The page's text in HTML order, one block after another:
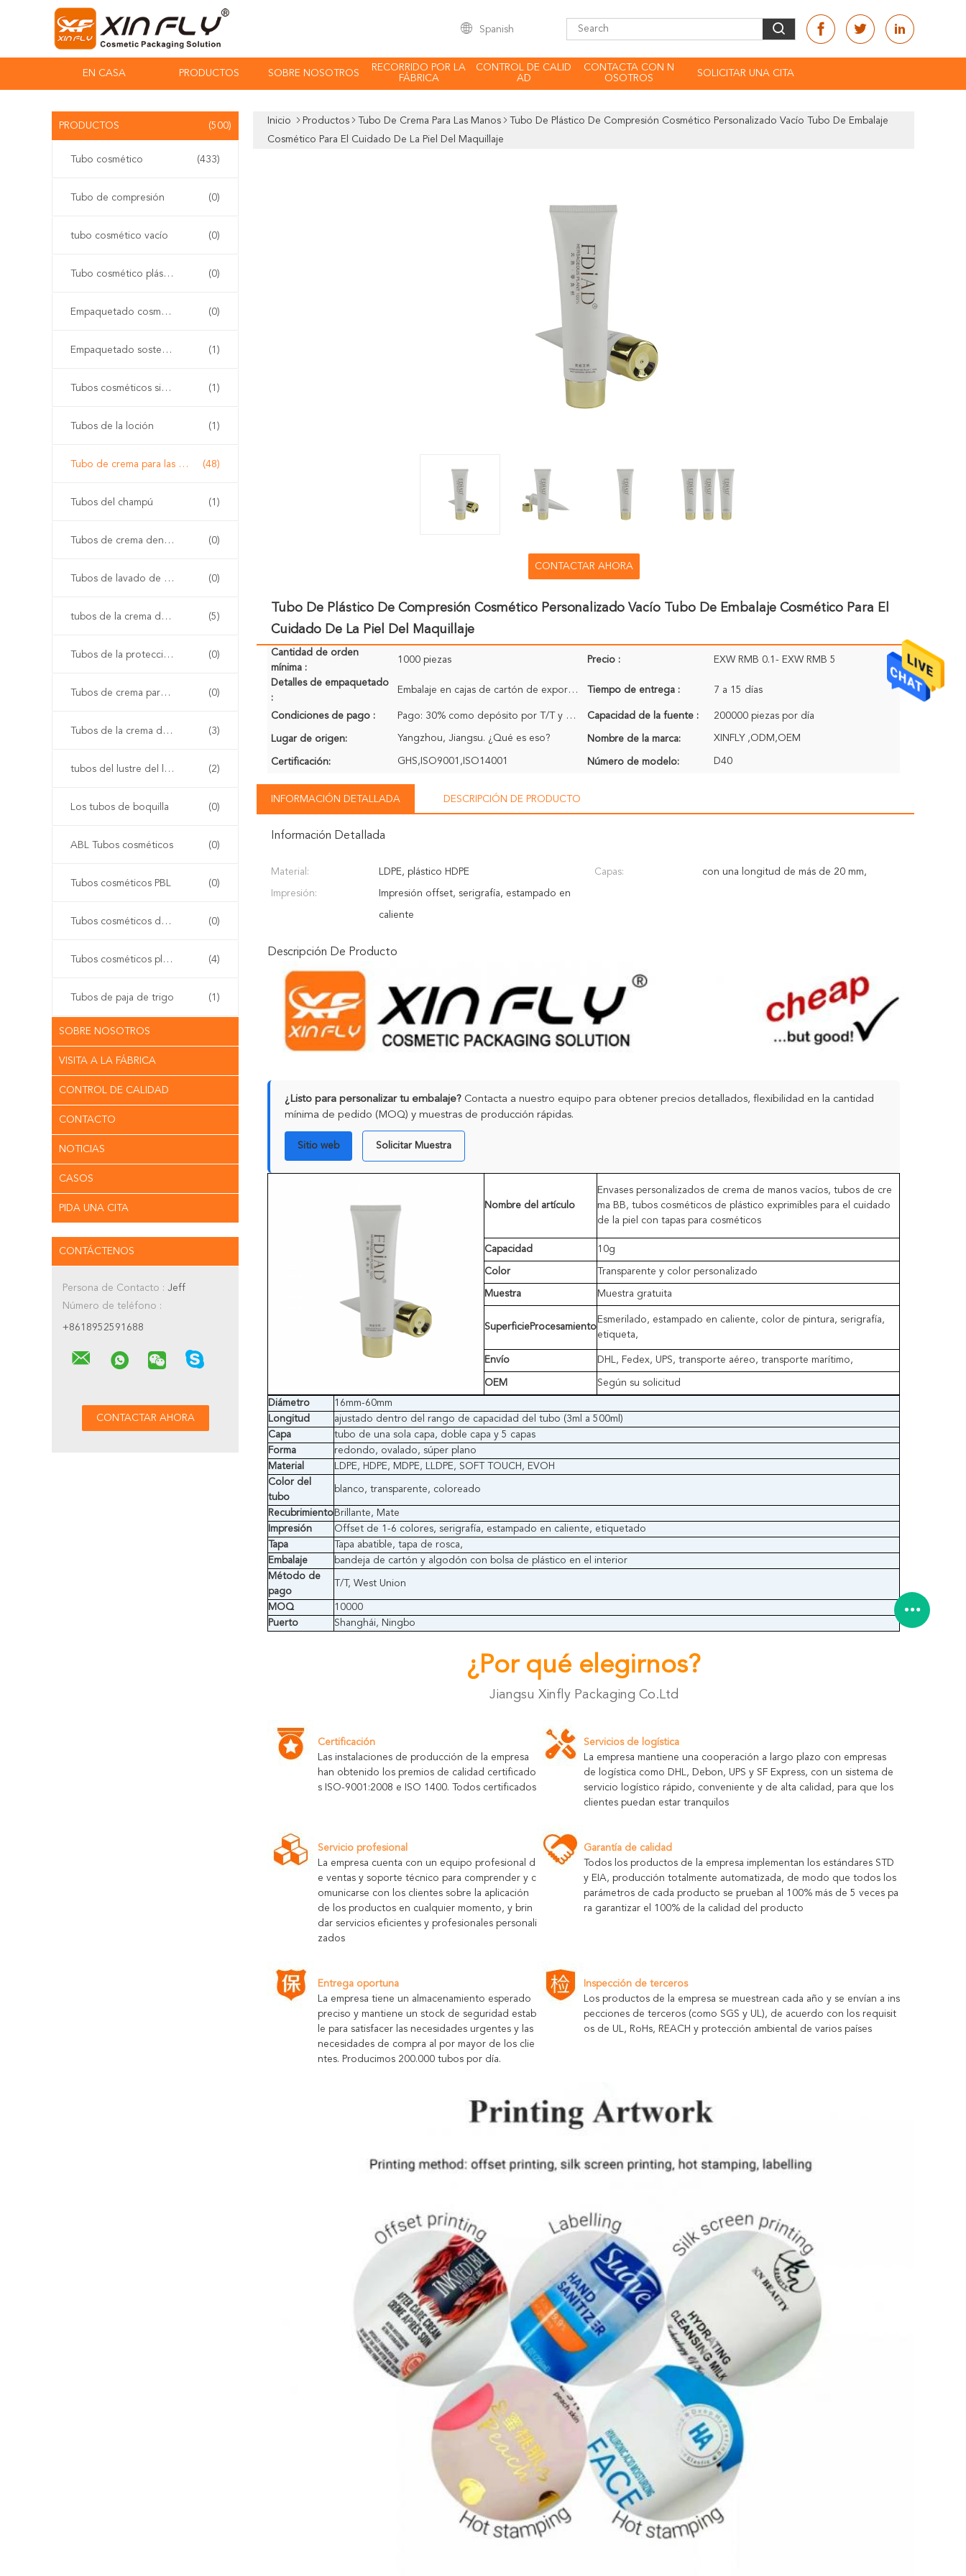
Spanish
EN CASA PRODUCTOS SOBRE NOSOTROS
RECORRIDO POR LA
FÁBRICA
CONTROL DE CALID
AD
CONTACTA CON N
OSOTROS
SOLICITAR UNA CITA
PRODUCTOS (500)
Tubo cosmético (433)
Tubo de compresión (0)
tubo cosmético vacío (0)
Tubo cosmético plástico (0)
Empaquetado cosmético del tubo (0)
Empaquetado sostenible (1)
Tubos cosméticos sin aire (1)
Tubos de la loción (1)
Tubo de crema para las manos (48)
Tubos del champú (1)
Tubos de crema dental (0)
Tubos de lavado de cara (0)
tubos de la crema del bb (5)
Tubos de la protección solar (0)
Tubos de crema para el rostro (0)
Tubos de la crema del ojo (3)
tubos del lustre del labio (2)
Los tubos de boquilla (0)
ABL Tubos cosméticos (0)
Tubos cosméticos PBL (0)
Tubos cosméticos de aluminio (0)
Tubos cosméticos plásticos de la polimerización en cadena (4)
Tubos de paja de trigo (1)
SOBRE NOSOTROS
VISITA A LA FÁBRICA
CONTROL DE CALIDAD
CONTACTO
NOTICIAS
CASOS
PIDA UNA CITA
CONTÁCTENOS
Persona de Contacto : Jeff
Número de teléfono :
+8618952591688
Inicio Productos Tubo De Crema Para Las Manos
Tubo De Plástico De Compresión Cosmético Personalizado Vacío Tubo De Embalaje
Cosmético Para El Cuidado De La Piel Del Maquillaje
CONTACTAR AHORA
Tubo De Plástico De Compresión Cosmético Personalizado Vacío Tubo De Embalaje Cosmético Para El
Cuidado De La Piel Del Maquillaje
Cantidad de orden
mínima :
1000 piezas Precio : EXW RMB 0.1- EXW RMB 5
Detalles de empaquetado
:
Embalaje en cajas de cartón de exportación Tiempo de entrega : 7 a 15 días
Condiciones de pago : Pago: 30% como depósito por T/T y el saldo 70% pagado en la copia del recibo de B/L Capacidad de la fuente : 200000 piezas por día
Lugar de origen: Yangzhou, Jiangsu. ¿Qué es eso? Nombre de la marca: XINFLY ,ODM,OEM
Certificación: GHS,ISO9001,ISO14001 Número de modelo: D40
INFORMACIÓN DETALLADA DESCRIPCIÓN DE PRODUCTO
Información Detallada
Material: LDPE, plástico HDPE Capas: con una longitud de más de 20 mm,
Impresión: Impresión offset, serigrafía, estampado en
caliente
Descripción De Producto
¿Listo para personalizar tu embalaje? Contacta a nuestro equipo para obtener precios detallados, flexibilidad en la cantidad
mínima de pedido (MOQ) y muestras de producción rápidas.
Sitio web Solicitar Muestra
Nombre del artículo
Envases personalizados de crema de manos vacíos, tubos de cre
ma BB, tubos cosméticos de plástico exprimibles para el cuidado
de la piel con tapas para cosméticos
Capacidad 10g
Color Transparente y color personalizado
Muestra Muestra gratuita
SuperficieProcesamiento
Esmerilado, estampado en caliente, color de pintura, serigrafía,
etiqueta,
Envío DHL, Fedex, UPS, transporte aéreo, transporte marítimo,
OEM
Según su solicitud
Diámetro
16mm-60mm
Longitud
ajustado dentro del rango de capacidad del tubo (3ml a 500ml)
Capa
tubo de una sola capa, doble capa y 5 capas
Forma
redondo, ovalado, súper plano
Material
LDPE, HDPE, MDPE, LLDPE, SOFT TOUCH, EVOH
Color del
tubo
blanco, transparente, coloreado
Recubrimiento Brillante, Mate
Impresión
Offset de 1-6 colores, serigrafía, estampado en caliente, etiquetado
Tapa
Tapa abatible, tapa de rosca,
Embalaje
bandeja de cartón y algodón con bolsa de plástico en el interior
Método de
pago
T/T, West Union
MOQ
10000
Puerto
Shanghái, Ningbo
¿Por qué elegirnos?
Jiangsu Xinfly Packaging Co.Ltd
Certificación
Las instalaciones de producción de la empresa
han obtenido los premios de calidad certificado
s ISO-9001:2008 e ISO 1400. Todos certificados
Servicios de logística
La empresa mantiene una cooperación a largo plazo con empresas
de logística como DHL, Debon, UPS y SF Express, con un sistema de
servicio logístico rápido, conveniente y de alta calidad, para que los
clientes puedan estar tranquilos
Servicio profesional
La empresa cuenta con un equipo profesional d
e ventas y soporte técnico para comprender y c
omunicarse con los clientes sobre la aplicación
de los productos en cualquier momento, y brin
dar servicios eficientes y profesionales personali
zados
Garantía de calidad
Todos los productos de la empresa implementan los estándares STD
y EIA, producción totalmente automatizada, de modo que todos los
parámetros de cada producto se prueban al 100% más de 5 veces pa
ra garantizar el 100% de la calidad del producto
Entrega oportuna
La empresa tiene un almacenamiento esperado
preciso y mantiene un stock de seguridad estab
le para satisfacer las necesidades urgentes y las
necesidades de compra al por mayor de los clie
ntes. Producimos 200.000 tubos por día.
Inspección de terceros
Los productos de la empresa se muestrean cada año y se envían a ins
pecciones de terceros (como SGS y UL), de acuerdo con los requisit
os de UL, RoHs, REACH y protección ambiental de varios países